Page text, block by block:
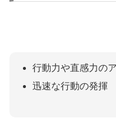
行動力や直感力の
迅速な行動の発揮